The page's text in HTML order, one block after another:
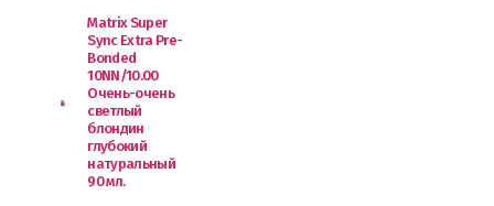
Matrix Super
Sync Extra Pre-
Bonded
10NN/10.00
Очень-очень
светлый
блондин
глубокий
натуральный
90 мл.